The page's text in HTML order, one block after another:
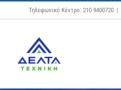
Μετάβαση
στο
Τηλεφωνικό Κέντρο: 210 9400720 |